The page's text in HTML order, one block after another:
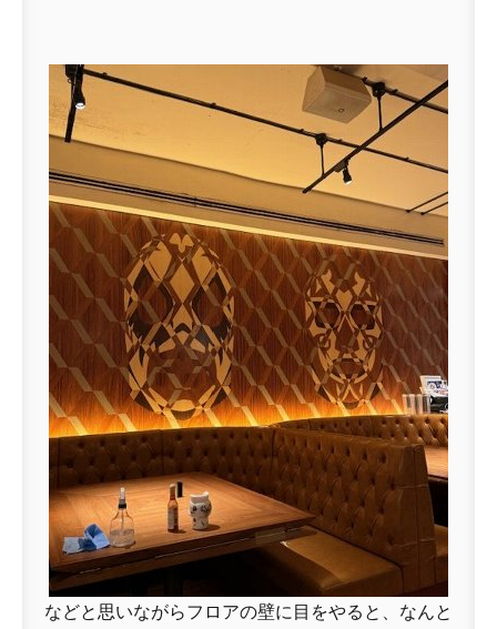
などと思いながらフロアの壁に目をやると、なんと